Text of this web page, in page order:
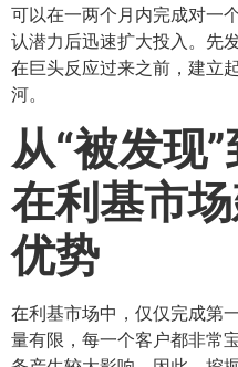
可以在一两个月内完成对一
认潜力后迅速扩大投入。先
在巨头反应过来之前，建立
河。
从“被发现”
在利基市
优势
在利基市场中，仅仅完成第
量有限，每一个客户都非常